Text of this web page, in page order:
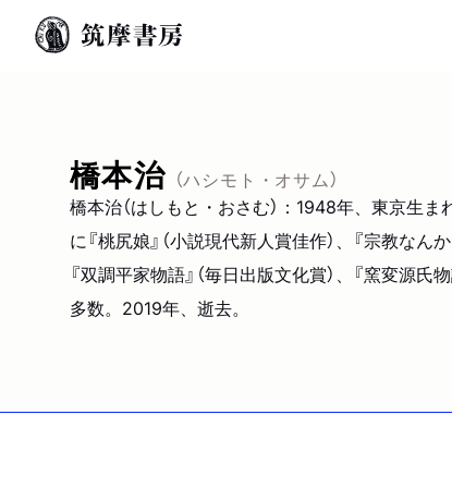
橋本治 （ハシモト・オサム）
橋本治（はしもと・おさむ）：1948年、東京生
に『桃尻娘』（小説現代新人賞佳作）、『宗教なん
『双調平家物語』（毎日出版文化賞）、『窯変源氏
多数。2019年、逝去。